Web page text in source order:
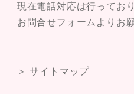
現在電話対応は行ってお
お問合せフォームよりお
＞ サイトマップ